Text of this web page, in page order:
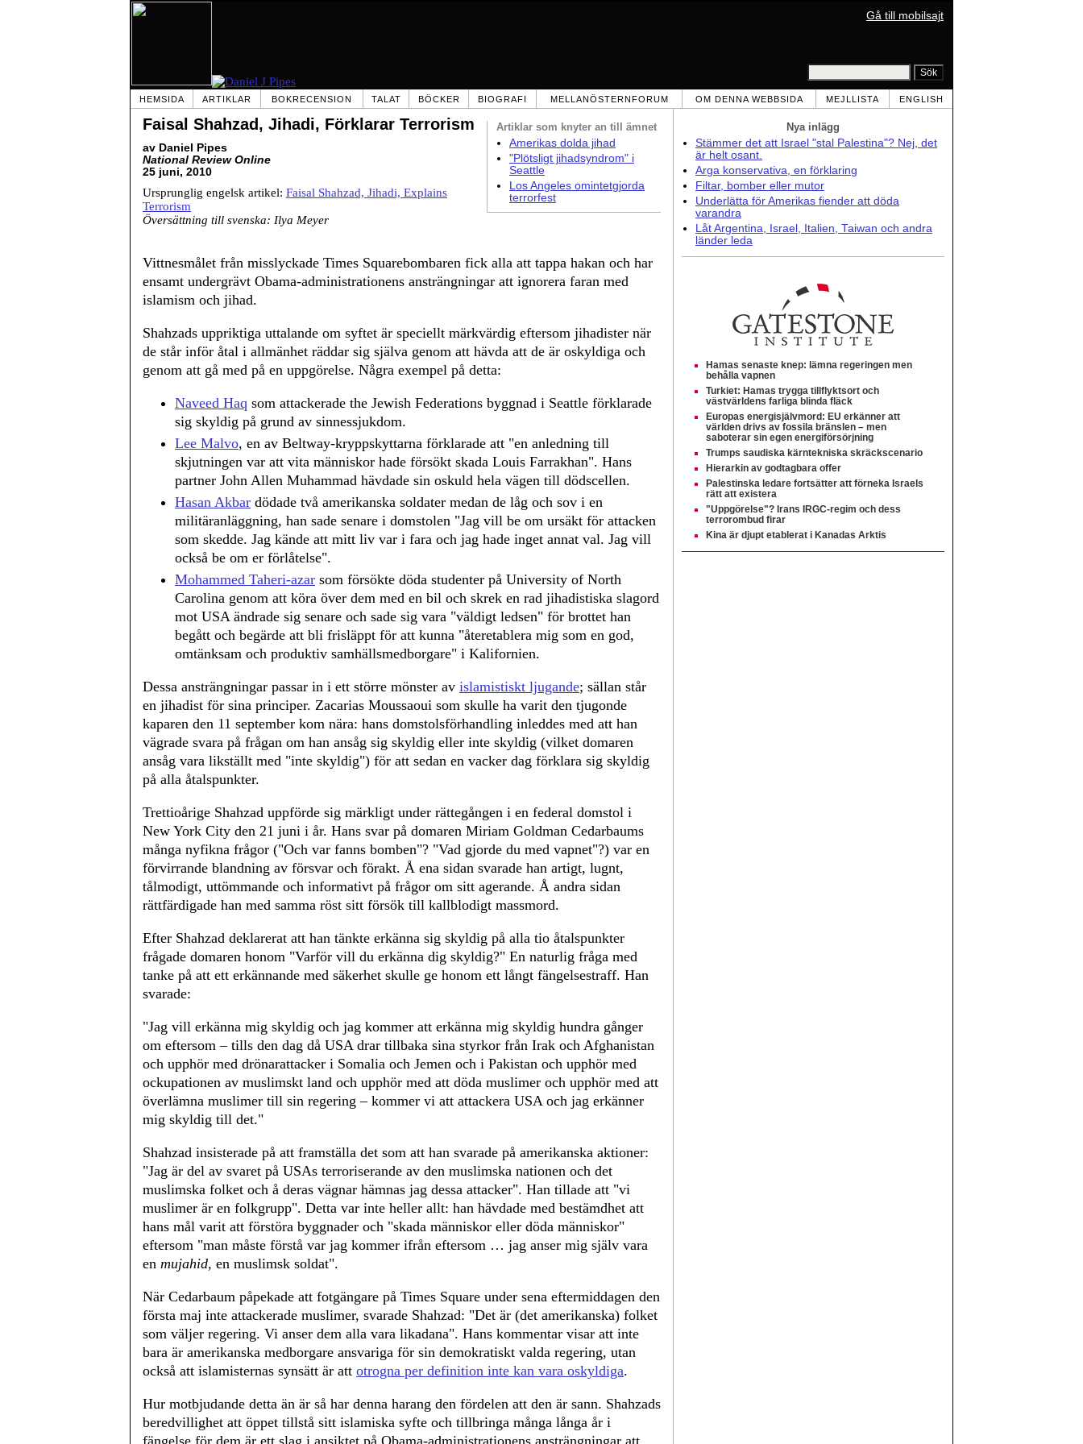
Gå till mobilsajt
HEMSIDA ARTIKLAR BOKRECENSION TALAT BÖCKER BIOGRAFI MELLANÖSTERNFORUM OM DENNA WEBBSIDA MEJLLISTA ENGLISH
Artiklar som knyter an till ämnet
Amerikas dolda jihad
"Plötsligt jihadsyndrom" i
Seattle
Los Angeles omintetgjorda
terrorfest
Faisal Shahzad, Jihadi, Förklarar Terrorism
av Daniel Pipes
National Review Online
25 juni, 2010
Ursprunglig engelsk artikel: Faisal Shahzad, Jihadi, Explains
Terrorism
Översättning till svenska: Ilya Meyer
Vittnesmålet från misslyckade Times Squarebombaren fick alla att tappa hakan och har
ensamt undergrävt Obama-administrationens ansträngningar att ignorera faran med
islamism och jihad.
Shahzads uppriktiga uttalande om syftet är speciellt märkvärdig eftersom jihadister när
de står inför åtal i allmänhet räddar sig själva genom att hävda att de är oskyldiga och
genom att gå med på en uppgörelse. Några exempel på detta:
Naveed Haq som attackerade the Jewish Federations byggnad i Seattle förklarade
sig skyldig på grund av sinnessjukdom.
Lee Malvo, en av Beltway-kryppskyttarna förklarade att "en anledning till
skjutningen var att vita människor hade försökt skada Louis Farrakhan". Hans
partner John Allen Muhammad hävdade sin oskuld hela vägen till dödscellen.
Hasan Akbar dödade två amerikanska soldater medan de låg och sov i en
militäranläggning, han sade senare i domstolen "Jag vill be om ursäkt för attacken
som skedde. Jag kände att mitt liv var i fara och jag hade inget annat val. Jag vill
också be om er förlåtelse".
Mohammed Taheri-azar som försökte döda studenter på University of North
Carolina genom att köra över dem med en bil och skrek en rad jihadistiska slagord
mot USA ändrade sig senare och sade sig vara "väldigt ledsen" för brottet han
begått och begärde att bli frisläppt för att kunna "återetablera mig som en god,
omtänksam och produktiv samhällsmedborgare" i Kalifornien.
Dessa ansträngningar passar in i ett större mönster av islamistiskt ljugande; sällan står
en jihadist för sina principer. Zacarias Moussaoui som skulle ha varit den tjugonde
kaparen den 11 september kom nära: hans domstolsförhandling inleddes med att han
vägrade svara på frågan om han ansåg sig skyldig eller inte skyldig (vilket domaren
ansåg vara likställt med "inte skyldig") för att sedan en vacker dag förklara sig skyldig
på alla åtalspunkter.
Trettioårige Shahzad uppförde sig märkligt under rättegången i en federal domstol i
New York City den 21 juni i år. Hans svar på domaren Miriam Goldman Cedarbaums
många nyfikna frågor ("Och var fanns bomben"? "Vad gjorde du med vapnet"?) var en
förvirrande blandning av försvar och förakt. Å ena sidan svarade han artigt, lugnt,
tålmodigt, uttömmande och informativt på frågor om sitt agerande. Å andra sidan
rättfärdigade han med samma röst sitt försök till kallblodigt massmord.
Efter Shahzad deklarerat att han tänkte erkänna sig skyldig på alla tio åtalspunkter
frågade domaren honom "Varför vill du erkänna dig skyldig?" En naturlig fråga med
tanke på att ett erkännande med säkerhet skulle ge honom ett långt fängelsestraff. Han
svarade:
"Jag vill erkänna mig skyldig och jag kommer att erkänna mig skyldig hundra gånger
om eftersom – tills den dag då USA drar tillbaka sina styrkor från Irak och Afghanistan
och upphör med drönarattacker i Somalia och Jemen och i Pakistan och upphör med
ockupationen av muslimskt land och upphör med att döda muslimer och upphör med att
överlämna muslimer till sin regering – kommer vi att attackera USA och jag erkänner
mig skyldig till det."
Shahzad insisterade på att framställa det som att han svarade på amerikanska aktioner:
"Jag är del av svaret på USAs terroriserande av den muslimska nationen och det
muslimska folket och å deras vägnar hämnas jag dessa attacker". Han tillade att "vi
muslimer är en folkgrupp". Detta var inte heller allt: han hävdade med bestämdhet att
hans mål varit att förstöra byggnader och "skada människor eller döda människor"
eftersom "man måste förstå var jag kommer ifrån eftersom … jag anser mig själv vara
en mujahid, en muslimsk soldat".
När Cedarbaum påpekade att fotgängare på Times Square under sena eftermiddagen den
första maj inte attackerade muslimer, svarade Shahzad: "Det är (det amerikanska) folket
som väljer regering. Vi anser dem alla vara likadana". Hans kommentar visar att inte
bara är amerikanska medborgare ansvariga för sin demokratiskt valda regering, utan
också att islamisternas synsätt är att otrogna per definition inte kan vara oskyldiga.
Hur motbjudande detta än är så har denna harang den fördelen att den är sann. Shahzads
beredvillighet att öppet tillstå sitt islamiska syfte och tillbringa många långa år i
fängelse för dem är ett slag i ansiktet på Obama-administrationens ansträngningar att
Nya inlägg
Stämmer det att Israel "stal Palestina"? Nej, det
är helt osant.
Arga konservativa, en förklaring
Filtar, bomber eller mutor
Underlätta för Amerikas fiender att döda
varandra
Låt Argentina, Israel, Italien, Taiwan och andra
länder leda
Hamas senaste knep: lämna regeringen men
behålla vapnen
Turkiet: Hamas trygga tillflyktsort och
västvärldens farliga blinda fläck
Europas energisjälvmord: EU erkänner att
världen drivs av fossila bränslen – men
saboterar sin egen energiförsörjning
Trumps saudiska kärntekniska skräckscenario
Hierarkin av godtagbara offer
Palestinska ledare fortsätter att förneka Israels
rätt att existera
"Uppgörelse"? Irans IRGC-regim och dess
terrorombud firar
Kina är djupt etablerat i Kanadas Arktis